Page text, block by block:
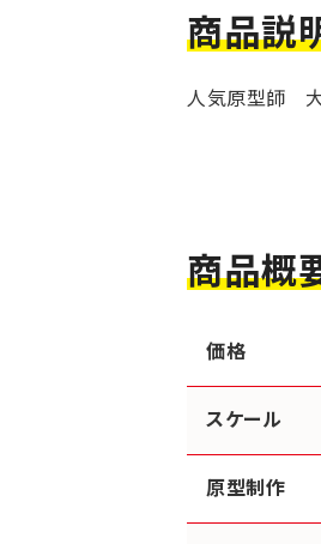
商品説
人気原型師
商品概
価格
スケール
原型制作